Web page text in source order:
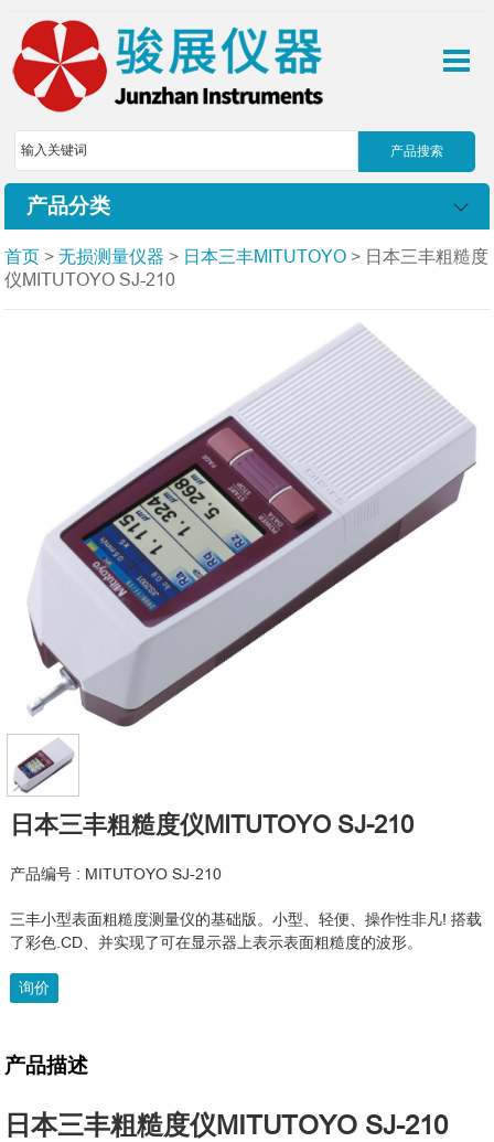
产品分类
首页 >无损测量仪器 > 日本三丰MITUTOYO > 日本三丰粗糙度
仪MITUTOYO SJ-210
日本三丰粗糙度仪MITUTOYO SJ-210
产品编号 : MITUTOYO SJ-210
三丰小型表面粗糙度测量仪的基础版。小型、轻便、操作性非凡! 搭载
了彩色.CD、并实现了可在显示器上表示表面粗糙度的波形。
询价
产品描述
日本三丰粗糙度仪MITUTOYO SJ-210